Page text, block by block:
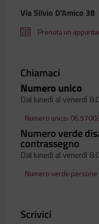
Via Silvio D’Amico 38
Prenota un
Chiamaci
Numero unico
Dal lunedì al venerdì
Numero unico:
Numero verde
contrassegno
Dal lunedì al venerdì
Numero verde
Scrivici